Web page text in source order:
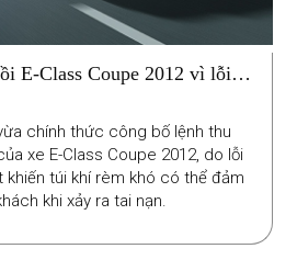
E-Class Coupe 2012 vì lỗi
chính thức công bố lệnh thu
xe E-Class Coupe 2012, do lỗi
khiến túi khí rèm khó có thể đảm
khi xảy ra tai nạn.